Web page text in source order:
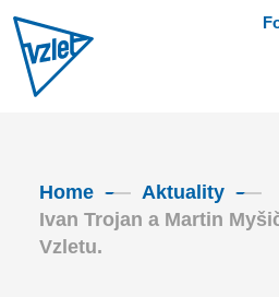
Home
Aktuality
Ivan Trojan a Martin
Vzletu.